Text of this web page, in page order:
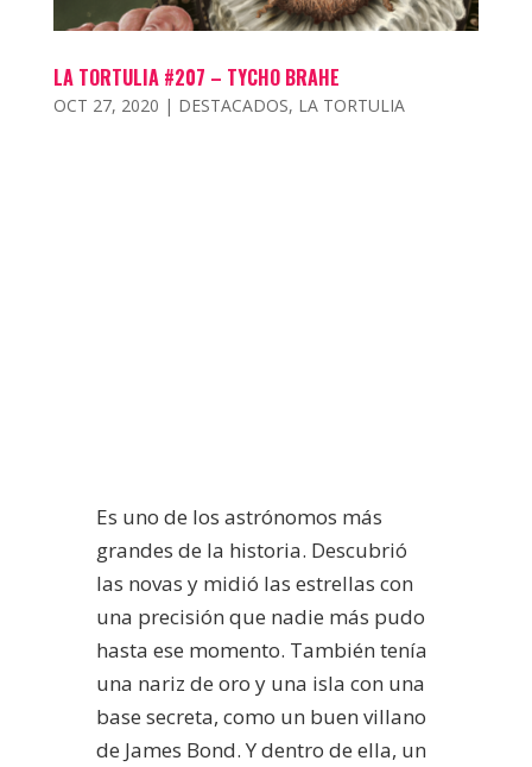
LA TORTULIA #207 – TYCHO BRAHE
OCT 27, 2020 | DESTACADOS, LA TORTULIA
Es uno de los astrónomos más
grandes de la historia. Descubrió
las novas y midió las estrellas con
una precisión que nadie más pudo
hasta ese momento. También tenía
una nariz de oro y una isla con una
base secreta, como un buen villano
de James Bond. Y dentro de ella, un